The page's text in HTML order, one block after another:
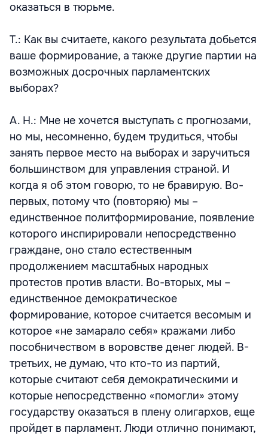
оказаться в тюрьме.
Т.: Как вы считаете, какого результата добьется
ваше формирование, а также другие партии на
возможных досрочных парламентских
выборах?
А. Н.: Мне не хочется выступать с прогнозами,
но мы, несомненно, будем трудиться, чтобы
занять первое место на выборах и заручиться
большинством для управления страной. И
когда я об этом говорю, то не бравирую. Во-
первых, потому что (повторяю) мы –
единственное политформирование, появление
которого инспирировали непосредственно
граждане, оно стало естественным
продолжением масштабных народных
протестов против власти. Во-вторых, мы –
единственное демократическое
формирование, которое считается весомым и
которое «не замарало себя» кражами либо
пособничеством в воровстве денег людей. В-
третьих, не думаю, что кто-то из партий,
которые считают себя демократическими и
которые непосредственно «помогли» этому
государству оказаться в плену олигархов, еще
пройдет в парламент. Люди отлично понимают,